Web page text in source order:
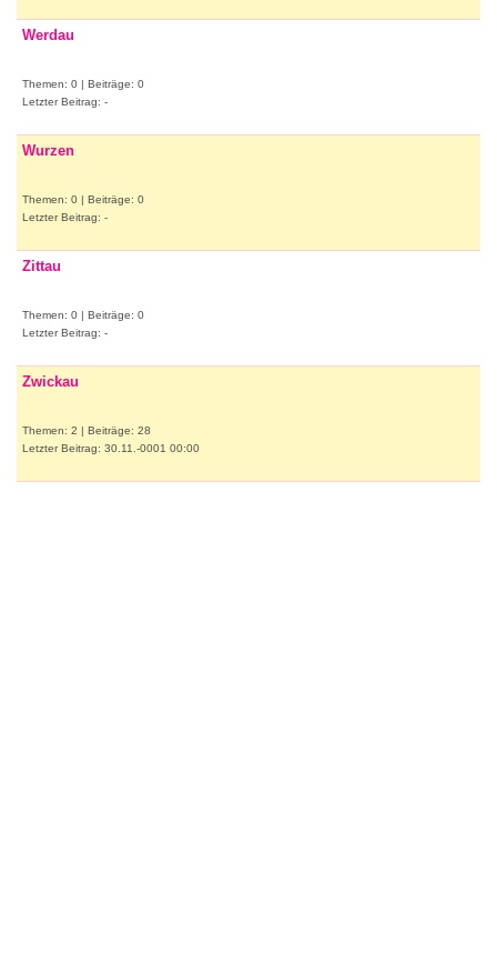
Werdau
Themen: 0 | Beiträge: 0
Letzter Beitrag: -
Wurzen
Themen: 0 | Beiträge: 0
Letzter Beitrag: -
Zittau
Themen: 0 | Beiträge: 0
Letzter Beitrag: -
Zwickau
Themen: 2 | Beiträge: 28
Letzter Beitrag: 30.11.-0001 00:00